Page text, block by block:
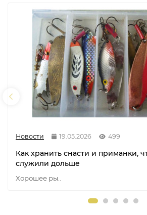
Новости 19.05.2026 499
Как хранить снасти и приманки,
служили дольше
Хорошее ры..